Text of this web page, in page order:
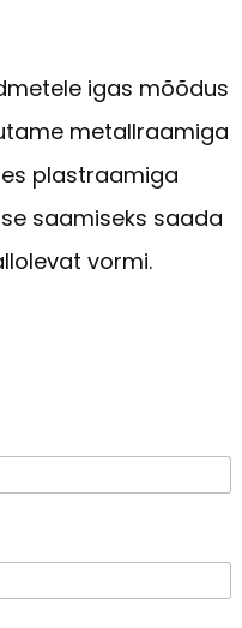
igas mõõdus
metallraamiga
plastraamiga
saamiseks saada
vormi.